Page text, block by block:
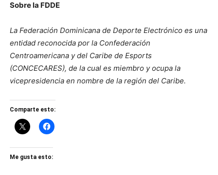
Sobre la FDDE
La Federación Dominicana de Deporte Electrónico es una
entidad reconocida por la Confederación
Centroamericana y del Caribe de Esports
(CONCECARES), de la cual es miembro y ocupa la
vicepresidencia en nombre de la región del Caribe.
Comparte esto:
Me gusta esto: